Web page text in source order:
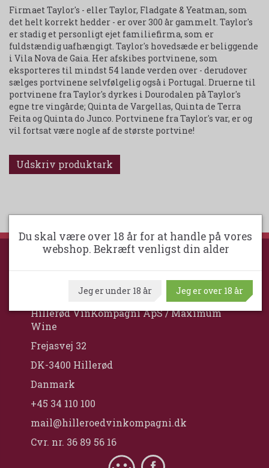
Firmaet Taylor's - eller Taylor, Fladgate & Yeatman, som
det helt korrekt hedder - er over 300 år gammelt. Taylor's
er stadig et personligt ejet familiefirma, som er
fuldstændig uafhængigt. Taylor's hovedsæde er beliggende
i Vila Nova de Gaia. Her afskibes portvinene, som
eksporteres til mindst 54 lande verden over - derudover
sælges portvinene selvfølgelig også i Portugal. Druerne til
portvinene fra Taylor's dyrkes i Dourodalen på Taylor's
egne tre vingårde; Quinta de Vargellas, Quinta de Terra
Feita og Quinta do Junco. Portvinene fra Taylor's var, er og
vil fortsat være nogle af de største portvine!
Udskriv produktark
HILLERØD VINKOMPAGNI
Hillerød VinKompagni ApS / Maximum
Wine
Frejasvej 32
DK-3400 Hillerød
Danmark
+45 34 110 100
mail@hilleroedvinkompagni.dk
Cvr. nr. 36 89 56 16
Du skal være over 18 år for at handle på vores
webshop. Bekræft venligst din alder
Jeg er under 18 år Jeg er over 18 år